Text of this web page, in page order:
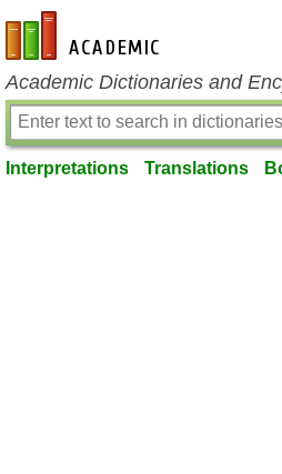
en-academic.com
Academic Dictionaries and
Interpretations Translations